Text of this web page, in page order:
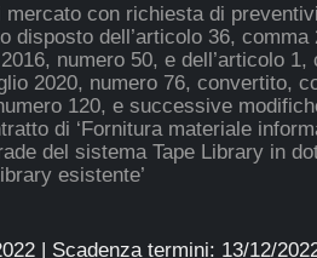
con richiesta di
disposto dell’articolo 36,
numero 50, e dell’articolo
2020, numero 76, convertito,
120, e successive
di ‘Fornitura materiale
del sistema Tape Library in
esistente’
| Scadenza termini: 13/12/